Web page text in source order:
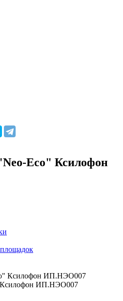
Eco" Ксилофон
Ксилофон ИП.НЭО007
Ксилофон ИП.НЭО007